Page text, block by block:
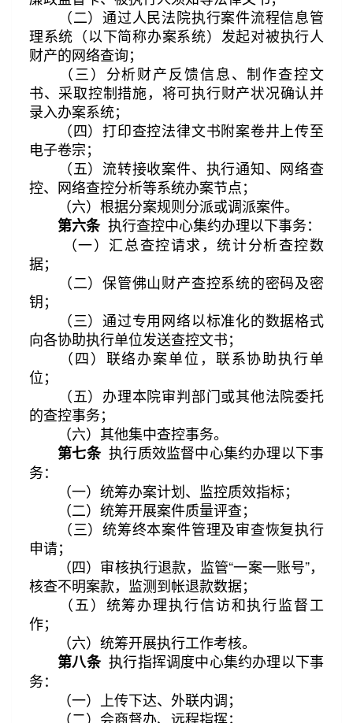
（二）通过人民法院执行案件流程信息管
理系统（以下简称办案系统）发起对被执行人
财产的网络查询；
（三）分析财产反馈信息、制作查控文
书、采取控制措施，将可执行财产状况确认并
录入办案系统；
（四）打印查控法律文书附案卷井上传至
电子卷宗；
（五）流转接收案件、执行通知、网络查
控、网络查控分析等系统办案节点；
（六）根据分案规则分派或调派案件。
第六条执行查控中心集约办理以下事务：
（一）汇总查控请求，统计分析查控数
据；
（二）保管佛山财产查控系统的密码及密
钥；
（三）通过专用网络以标准化的数据格式
向各协助执行单位发送查控文书；
（四）联络办案单位，联系协助执行单
位；
（五）办理本院审判部门或其他法院委托
的查控事务；
（六）其他集中查控事务。
第七条执行质效监督中心集约办理以下事
务：
（一）统筹办案计划、监控质效指标；
（二）统筹开展案件质量评查；
（三）统筹终本案件管理及审查恢复执行
申请；
（四）审核执行退款，监管“一案一账号”，
核查不明案款，监测到帐退款数据；
（五）统筹办理执行信访和执行监督工
作；
（六）统筹开展执行工作考核。
第八条执行指挥调度中心集约办理以下事
务：
（一）上传下达、外联内调；
（二）会商督办、远程指挥；